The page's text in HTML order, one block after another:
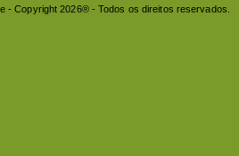
- Copyright 2026® - Todos os direitos reservados.